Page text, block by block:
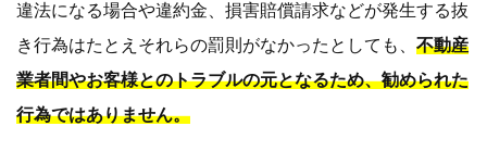
違法になる場合や違約金、損害賠償請求などが発生する抜
き行為はたとえそれらの罰則がなかったとしても、 不動産
業者間やお客様とのトラブルの元となるため、勧められた
行為ではありません。